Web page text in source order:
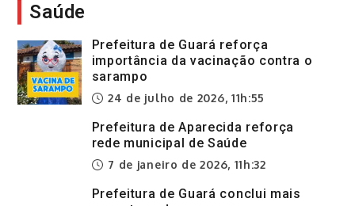
Saúde
Prefeitura de Guará reforça
importância da vacinação contra o
sarampo
24 de julho de 2026, 11h:55
Prefeitura de Aparecida reforça
rede municipal de Saúde
7 de janeiro de 2026, 11h:32
Prefeitura de Guará conclui mais